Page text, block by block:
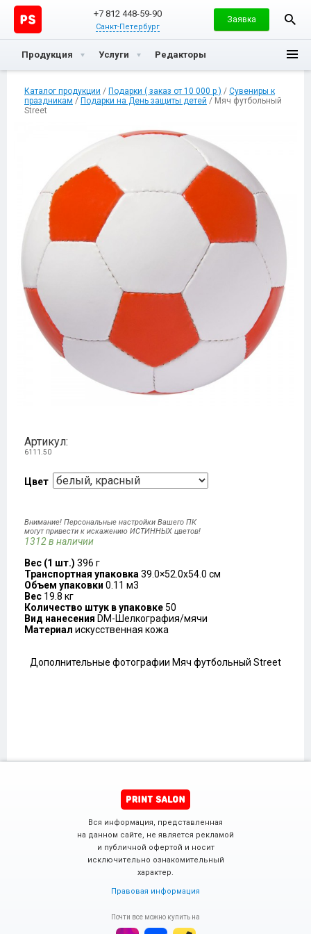
+7 812 448-59-90
Санкт-Петербург
Заявка
Продукция Услуги Редакторы
Каталог продукции / Подарки ( заказ от 10 000 р ) / Сувениры к
праздникам / Подарки на День защиты детей / Мяч футбольный
Street
Артикул:
6111.50
Цвет
Внимание! Персональные настройки Вашего ПК
могут привести к искажению ИСТИННЫХ цветов!
1312 в наличии
Вес (1 шт.) 396 г
Транспортная упаковка 39.0×52.0x54.0 см
Объем упаковки 0.11 м3
Вес 19.8 кг
Количество штук в упаковке50
Вид нанесения DM-Шелкография/мячи
Материал искусственная кожа
Дополнительные фотографии Мяч футбольный Street
Вся информация, представленная
на данном сайте, не является рекламой
и публичной офертой и носит
исключительно ознакомительный
характер.
Правовая информация
Почти все можно купить на